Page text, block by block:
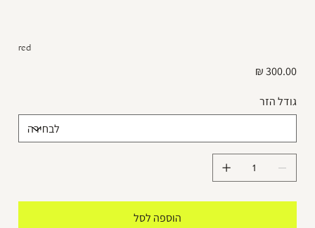
red
מחיר ‏300.00 ‏₪
גודל הזר
הוספה לסל